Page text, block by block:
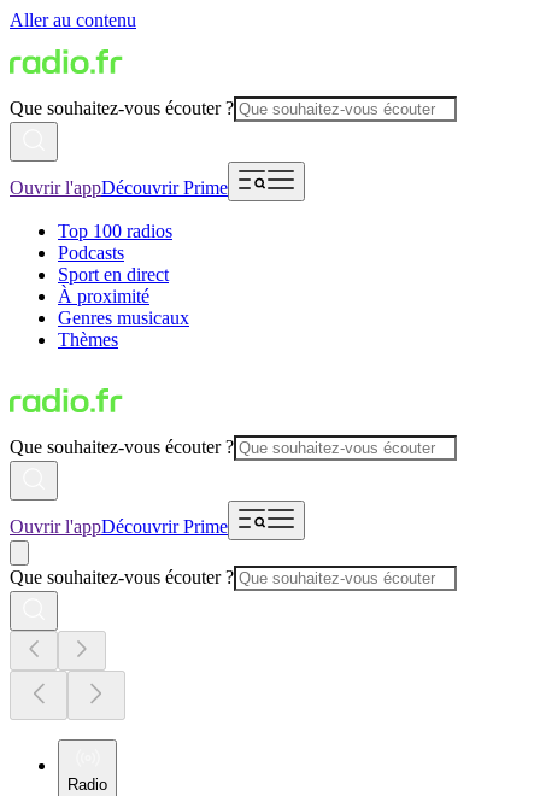
Aller au contenu
Que souhaitez-vous écouter ?
Ouvrir l'appDécouvrir Prime
Top 100 radios
Podcasts
Sport en direct
À proximité
Genres musicaux
Thèmes
Que souhaitez-vous écouter ?
Ouvrir l'appDécouvrir Prime
Que souhaitez-vous écouter ?
Radio